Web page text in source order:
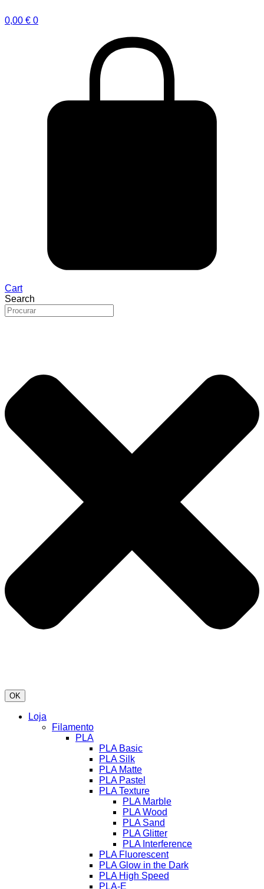
0,00 € 0
Cart
Search
OK
Loja
Filamento
PLA
PLA Basic
PLA Silk
PLA Matte
PLA Pastel
PLA Texture
PLA Marble
PLA Wood
PLA Sand
PLA Glitter
PLA Interference
PLA Fluorescent
PLA Glow in the Dark
PLA High Speed
PLA-E